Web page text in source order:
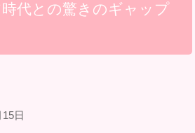
代との驚きのギャップ
日